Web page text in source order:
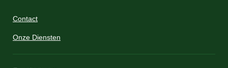
Contact
Onze Diensten